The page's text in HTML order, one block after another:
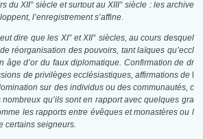
du XII° siècle et surtout au XIII° siècle : les archive
l’enregistrement s’affine.
dire que les XI° et XII° siècles, au cours desquel
réorganisation des pouvoirs, tant laïques qu’eccl
âge d’or du faux diplomatique. Confirmation de dr
de privilèges ecclésiastiques, affirmations de
sur des individus ou des communautés, c
nombreux qu’ils sont en rapport avec quelques gra
les rapports entre évêques et monastères ou l
certains seigneurs.